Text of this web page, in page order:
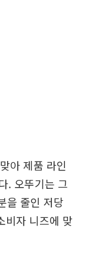
아 제품 라인
. 오뚜기는 그
을 줄인 저당
비자 니즈에 맞